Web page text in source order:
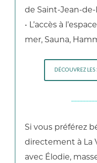
de Saint-Jean-de-
• L’accès à
mer, Sauna,
DÉCOUVREZ LES
Si vous préférez
directement à La
avec Élodie,